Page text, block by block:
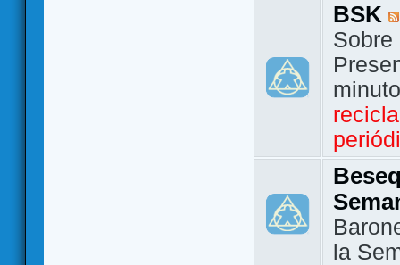
BSK
Sobre
la